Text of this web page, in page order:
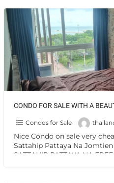
Condos for Sale
Nice Condo on sale very
Sattahip Pattaya Na Jomtien
SATTAHIP PATTAYA NA